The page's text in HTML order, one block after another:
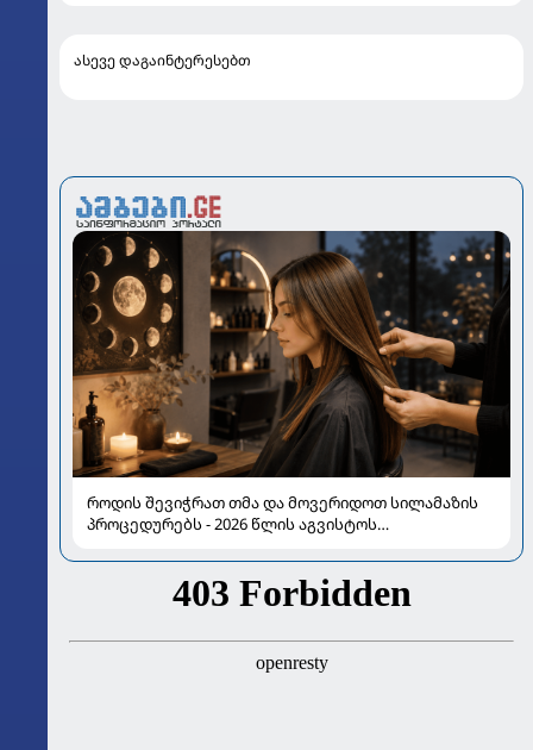
ასევე დაგაინტერესებთ
როდის შევიჭრათ თმა და მოვერიდოთ სილამაზის
პროცედურებს - 2026 წლის აგვისტოს